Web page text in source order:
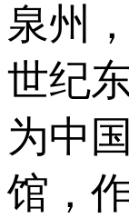
泉州
世纪
为中
馆，